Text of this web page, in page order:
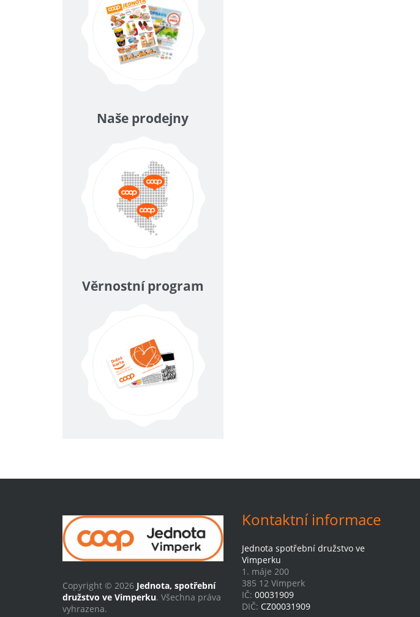
Naše prodejny
Věrnostní program
Copyright © 2026 Jednota, spotřební
družstvo ve Vimperku. Všechna práva
vyhrazena.
Kontaktní informace
Jednota spotřební družstvo ve
Vimperku
1. máje 200
385 12 Vimperk
IČ: 00031909
DIČ: CZ00031909